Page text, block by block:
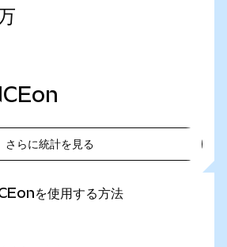
さらに統計を見る
を使用する方法